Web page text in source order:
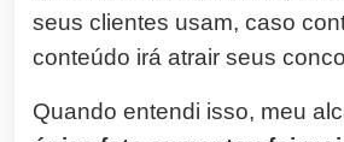
seus clientes usam, caso
conteúdo irá atrair seus
Quando entendi isso, meu